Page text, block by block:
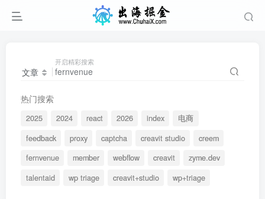
文章
开启精彩搜索
热门搜索
2025 2024 react 2026 index
电商
feedback
proxy captcha creavit studio
creem
fernvenue
member webflow creavit
zyme.dev
talentaid
wp triage creavit+studio wp+triage